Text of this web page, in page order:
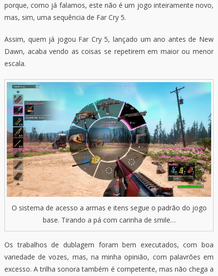
porque, como já falamos, este não é um jogo inteiramente novo,
mas, sim, uma sequência de Far Cry 5.
Assim, quem já jogou Far Cry 5, lançado um ano antes de New
Dawn, acaba vendo as coisas se repetirem em maior ou menor
escala.
O sistema de acesso a armas e itens segue o padrão do jogo
base. Tirando a pá com carinha de smile…
Os trabalhos de dublagem foram bem executados, com boa
variedade de vozes, mas, na minha opinião, com palavrões em
excesso. A trilha sonora também é competente, mas não chega a